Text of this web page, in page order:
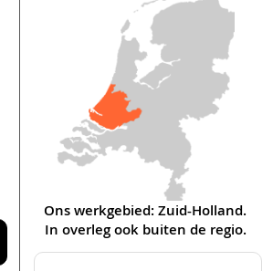
Ons werkgebied: Zuid-Holland.
In overleg ook buiten de regio.